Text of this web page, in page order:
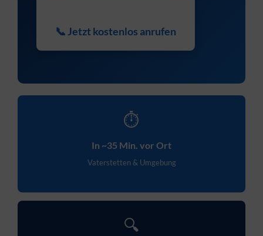
📞 Jetzt kostenlos anrufen
⏱
In ~35 Min. vor Ort
Vaterstetten & Umgebung
🔍